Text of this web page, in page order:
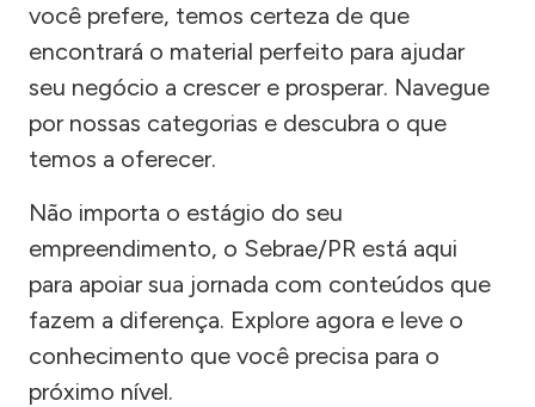
você prefere, temos certeza de que
encontrará o material perfeito para ajudar
seu negócio a crescer e prosperar. Navegue
por nossas categorias e descubra o que
temos a oferecer.
Não importa o estágio do seu
empreendimento, o Sebrae/PR está aqui
para apoiar sua jornada com conteúdos que
fazem a diferença. Explore agora e leve o
conhecimento que você precisa para o
próximo nível.